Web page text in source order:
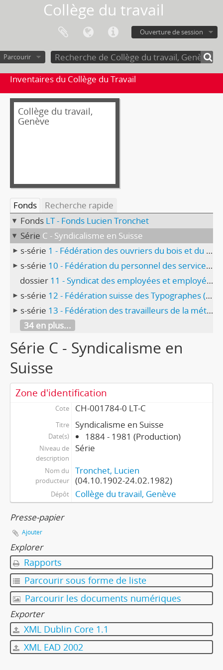
Collège du travail
Ouverture de session
Parcourir
Inventaires du Collège du Travail
Collège du travail,
Genève
Fonds
Recherche rapide
Fonds LT - Fonds Lucien Tronchet
Série C - Syndicalisme en Suisse
s-série 1 - Fédération des ouvriers du bois et du bâtiment (FOBB)
s-série 10 - Fédération du personnel des services publics (VPOD)
dossier 11 - Syndicat des employées et employés de bureau et de magasin, Genève
s-série 12 - Fédération suisse des Typographes (FST)
s-série 13 - Fédération des travailleurs de la métallurgie et de l’horlogerie (FTMH, anc. FOMH)
34 en plus...
Série C - Syndicalisme en
Suisse
Zone d'identification
Cote CH-001784-0 LT-C
Titre Syndicalisme en Suisse
Date(s) 1884 - 1981 (Production)
Niveau de
description
Série
Nom du
producteur
Tronchet, Lucien
(04.10.1902-24.02.1982)
Dépôt Collège du travail, Genève
Presse-papier
Ajouter
Explorer
Rapports
Parcourir sous forme de liste
Parcourir les documents numériques
Exporter
XML Dublin Core 1.1
XML EAD 2002